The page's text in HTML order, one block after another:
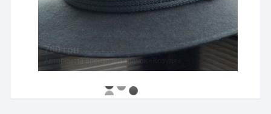
760 грн
Авторський бронзовий значок «Козуля»